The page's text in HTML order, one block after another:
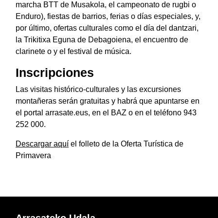
marcha BTT de Musakola, el campeonato de rugbi o
Enduro), fiestas de barrios, ferias o días especiales, y,
por último, ofertas culturales como el día del dantzari,
la Trikitixa Eguna de Debagoiena, el encuentro de
clarinete o y el festival de música.
Inscripciones
Las visitas histórico-culturales y las excursiones
montañeras serán gratuitas y habrá que apuntarse en
el portal arrasate.eus, en el BAZ o en el teléfono 943
252 000.
Descargar aquí el folleto de la Oferta Turística de
Primavera